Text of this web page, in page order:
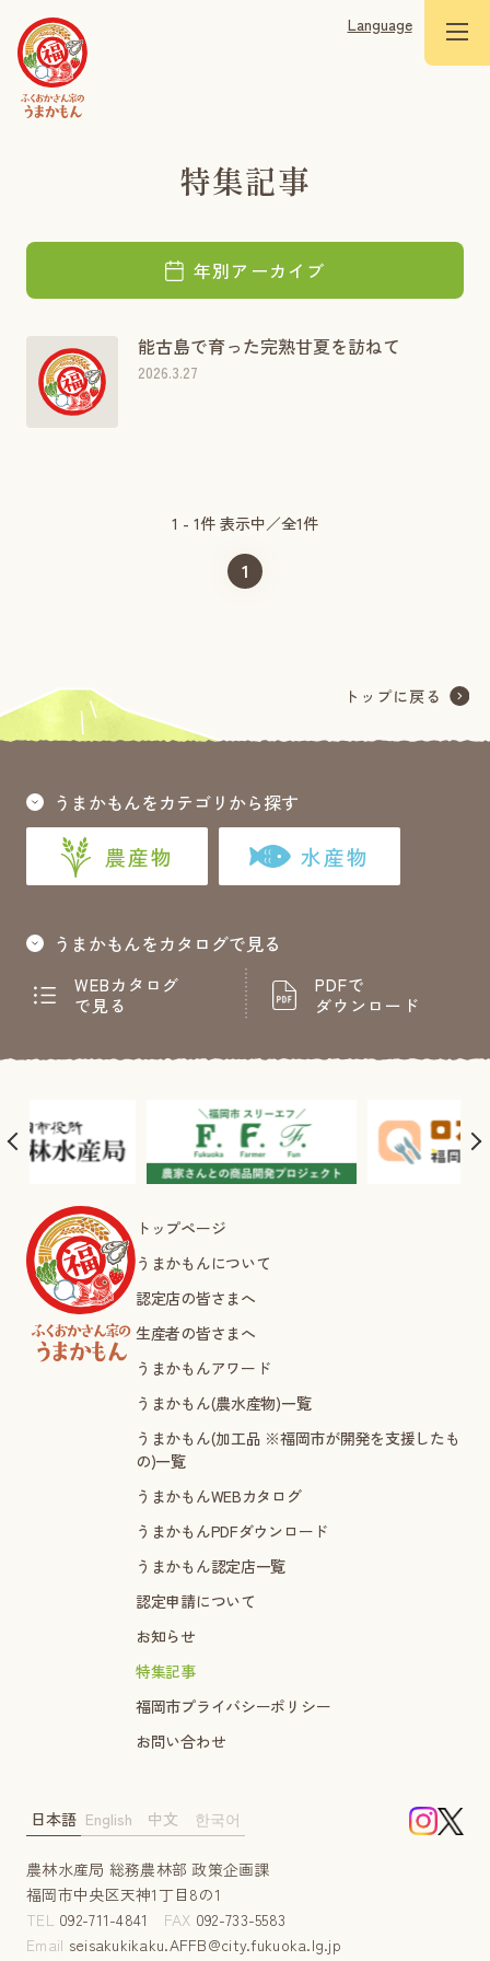
Language
特集記事
年別アーカイブ
能古島で育った完熟甘夏を訪ねて
2026.3.27
1 - 1件 表示中／全1件
1
うまかもんをカテゴリから探す
農産物 水産物
うまかもんをカタログで見る
WEBカタログ
で見る
PDFで
ダウンロード
トップページ
うまかもんについて
認定店の皆さまへ
生産者の皆さまへ
うまかもんアワード
うまかもん(農水産物)一覧
うまかもん(加工品 ※福岡市が開発を支援したも
の)一覧
うまかもんWEBカタログ
うまかもんPDFダウンロード
うまかもん認定店一覧
認定申請について
お知らせ
特集記事
福岡市プライバシーポリシー
お問い合わせ
農林水産局 総務農林部 政策企画課
福岡市中央区天神1丁目8の1
TEL 092-711-4841 FAX 092-733-5583
Email seisakukikaku.AFFB@city.fukuoka.lg.jp
日本語 English 中文 한국어